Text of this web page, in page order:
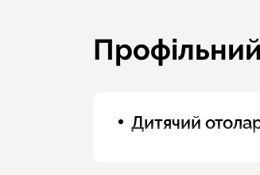
Дитячий